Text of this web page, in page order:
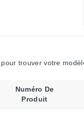
trouver votre
Numéro De
Produit